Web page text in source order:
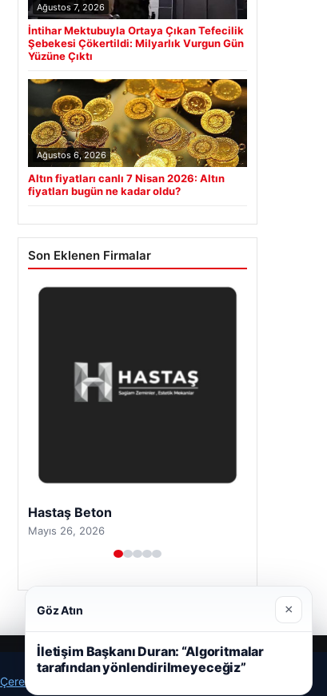
Ağustos 7, 2026
İntihar Mektubuyla Ortaya Çıkan Tefecilik
Şebekesi Çökertildi: Milyarlık Vurgun Gün
Yüzüne Çıktı
Ağustos 6, 2026
Altın fiyatları canlı 7 Nisan 2026: Altın
fiyatları bugün ne kadar oldu?
Son Eklenen Firmalar
Hastaş Beton
Mayıs 26, 2026
Çerez Politikamız
Göz Atın ×
İletişim Başkanı Duran: “Algoritmalar
tarafından yönlendirilmeyeceğiz”